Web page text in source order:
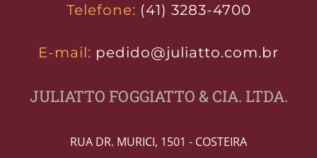
Telefone: (41) 3283-4700
E-mail: pedido@juliatto.com.br
JULIATTO FOGGIATTO & CIA. LTDA.
RUA DR. MURICI, 1501 - COSTEIRA